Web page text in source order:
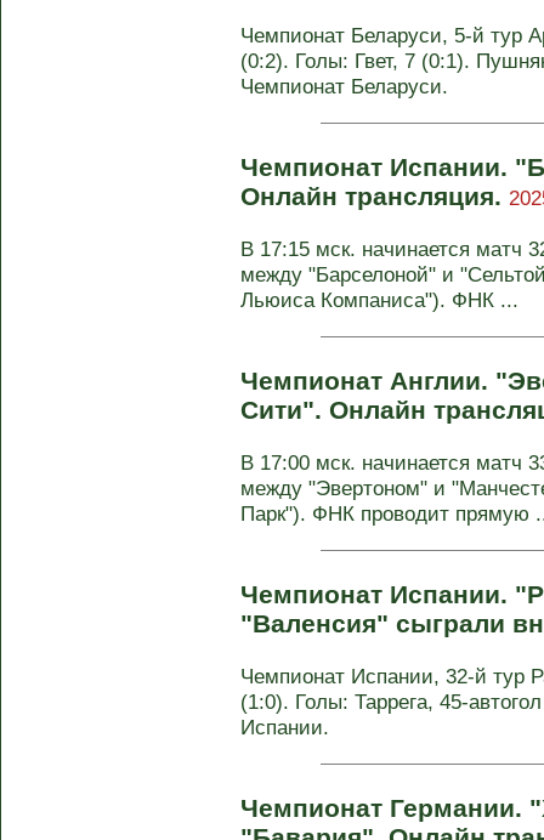
Чемпионат Беларуси, 5-й тур
(0:2). Голы: Гвет, 7 (0:1).
Чемпионат Беларуси.
Чемпионат Испании.
Онлайн трансляция.
В 17:15 мск. начинается матч
между "Барселоной" и
Льюиса Компаниса"). ФНК ...
Чемпионат Англии.
Сити". Онлайн
В 17:00 мск. начинается матч
между "Эвертоном" и
Парк"). ФНК проводит прямую
Чемпионат Испании.
"Валенсия" сыграли
Чемпионат Испании, 32-й тур
(1:0). Голы: Таррега, 45-
Испании.
Чемпионат Германии.